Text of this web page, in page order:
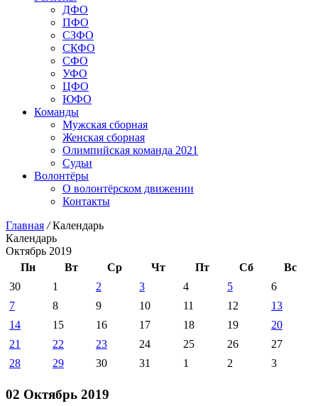
ДФО
ПФО
СЗФО
СКФО
СФО
УФО
ЦФО
ЮФО
Команды
Мужская сборная
Женская сборная
Олимпийская команда 2021
Судьи
Волонтёры
О волонтёрском движении
Контакты
Главная /Календарь
Календарь
Октябрь 2019
Пн
Вт Ср Чт Пт Сб
Вс
30
1 2 3 4 5
6
7
8 9 10 11 12
13
14
15 16 17 18 19
20
21
22 23 24 25 26
27
28
29 30 31 1 2 3
02 Октябрь 2019